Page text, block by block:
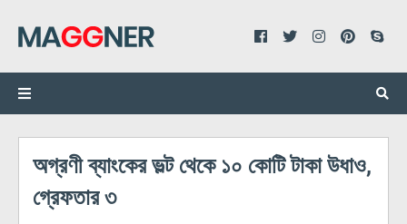
অগ্রণী ব্যাংকের ভল্ট থেকে ১০ কোটি টাকা উধাও,
গ্রেফতার ৩